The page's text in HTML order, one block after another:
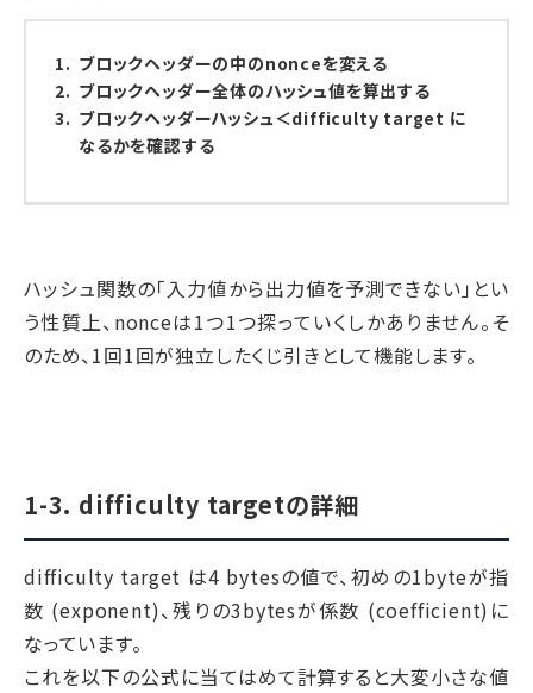
ブロックヘッダーの中のnonceを変える
ブロックヘッダー全体のハッシュ値を算出する
ブロックヘッダーハッシュ＜difficulty target に
なるかを確認する
ハッシュ関数の「入力値から出力値を予測できない」とい
う性質上、nonceは1つ1つ探っていくしかありません。そ
のため、1回1回が独立したくじ引きとして機能します。
1-3. difficulty targetの詳細
difficulty target は4 bytesの値で、初めの1byteが指
数 (exponent)、残りの3bytesが係数 (coefficient)に
なっています。
これを以下の公式に当てはめて計算すると大変小さな値